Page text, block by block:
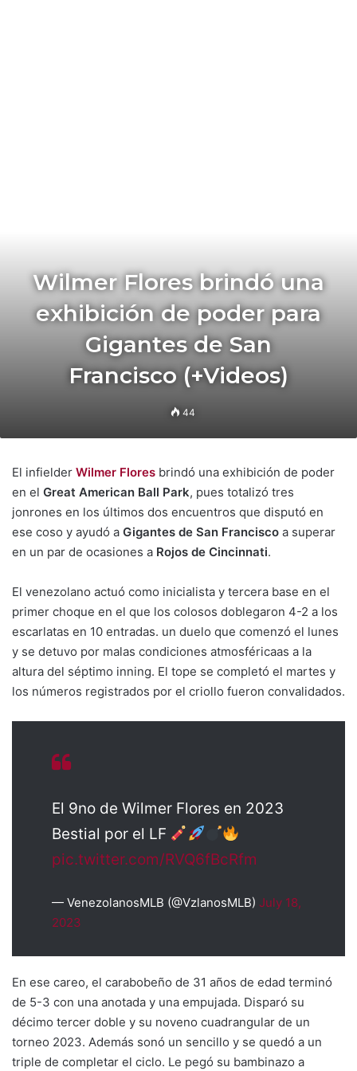
Wilmer Flores brindó una
exhibición de poder para
Gigantes de San
Francisco (+Videos)
44
El infielder Wilmer Flores brindó una exhibición de poder
en el Great American Ball Park, pues totalizó tres
jonrones en los últimos dos encuentros que disputó en
ese coso y ayudó a Gigantes de San Francisco a superar
en un par de ocasiones a Rojos de Cincinnati.
El venezolano actuó como inicialista y tercera base en el
primer choque en el que los colosos doblegaron 4-2 a los
escarlatas en 10 entradas. un duelo que comenzó el lunes
y se detuvo por malas condiciones atmosféricaas a la
altura del séptimo inning. El tope se completó el martes y
los números registrados por el criollo fueron convalidados.
El 9no de Wilmer Flores en 2023
Bestial por el LF
pic.twitter.com/RVQ6fBcRfm
— VenezolanosMLB (@VzlanosMLB) July 18,
2023
En ese careo, el carabobeño de 31 años de edad terminó
de 5-3 con una anotada y una empujada. Disparó su
décimo tercer doble y su noveno cuadrangular de un
torneo 2023. Además sonó un sencillo y se quedó a un
triple de completar el ciclo. Le pegó su bambinazo a